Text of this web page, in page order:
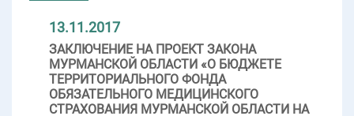
13.11.2017
ЗАКЛЮЧЕНИЕ НА ПРОЕКТ ЗАКОНА
МУРМАНСКОЙ ОБЛАСТИ «О БЮДЖЕТЕ
ТЕРРИТОРИАЛЬНОГО ФОНДА
ОБЯЗАТЕЛЬНОГО МЕДИЦИНСКОГО
СТРАХОВАНИЯ МУРМАНСКОЙ ОБЛАСТИ НА